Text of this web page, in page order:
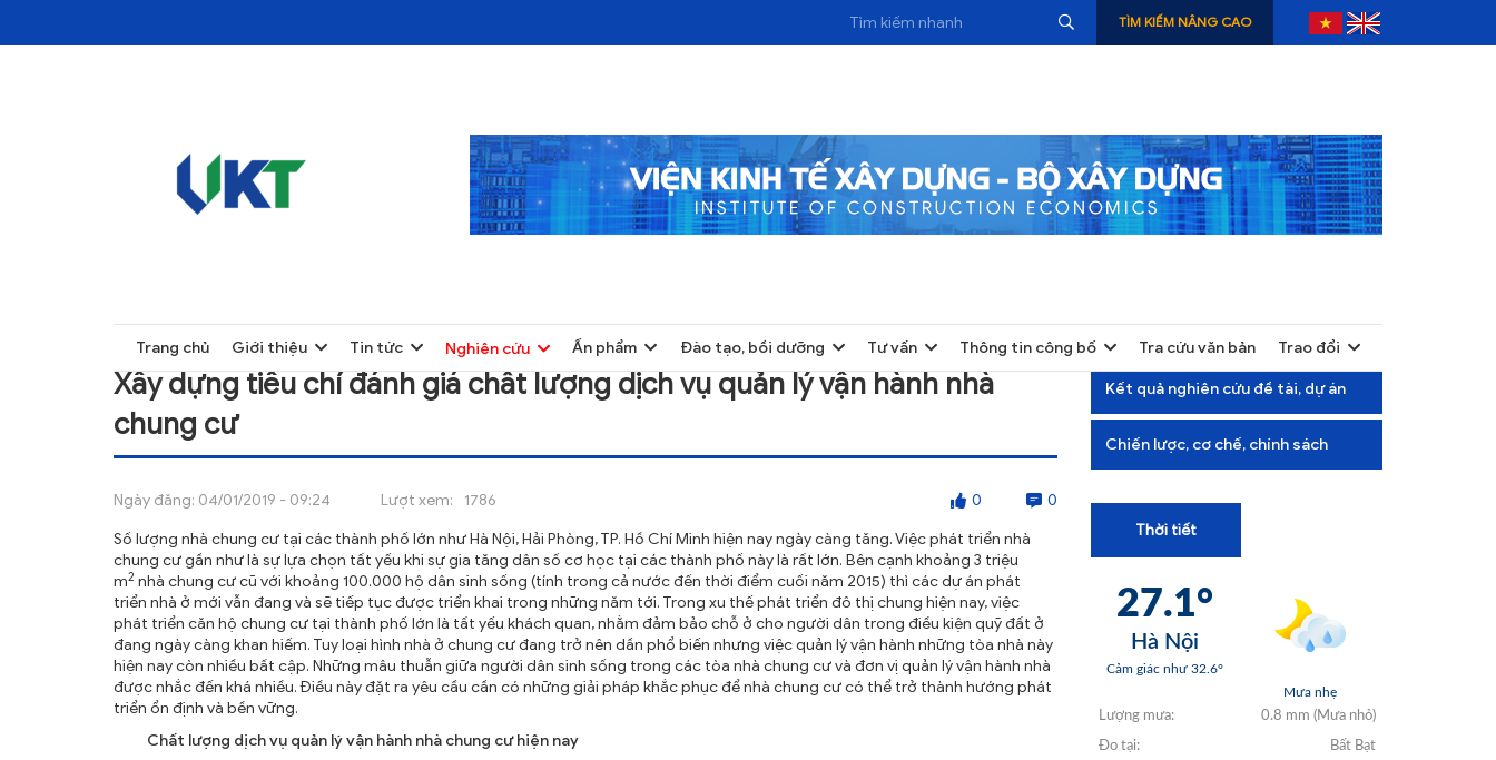
NGHIÊN CỨU
ĐÀO TẠO, BỒI DƯỠNG
THÔNG TIN CÔNG BỐ
TRA CỨU VĂN BẢN
TÌM KIẾM NÂNG CAO
Trang chủ Giới thiệu Tin tức Nghiên cứu Ấn phẩm Đào tạo, bồi dưỡng Tư vấn Thông tin công bố Tra cứu văn bản Trao đổi
Xây dựng tiêu chí đánh giá chất lượng dịch vụ quản lý vận hành nhà
chung cư
Ngày đăng: 04/01/2019 - 09:24 Lượt xem: 1786 0 0
Số lượng nhà chung cư tại các thành phố lớn như Hà Nội, Hải Phòng, TP. Hồ Chí Minh hiện nay ngày càng tăng. Việc phát triển nhà
chung cư gần như là sự lựa chọn tất yếu khi sự gia tăng dân số cơ học tại các thành phố này là rất lớn. Bên cạnh khoảng 3 triệu
m2 nhà chung cư cũ với khoảng 100.000 hộ dân sinh sống (tính trong cả nước đến thời điểm cuối năm 2015) thì các dự án phát
triển nhà ở mới vẫn đang và sẽ tiếp tục được triển khai trong những năm tới. Trong xu thế phát triển đô thị chung hiện nay, việc
phát triển căn hộ chung cư tại thành phố lớn là tất yếu khách quan, nhằm đảm bảo chỗ ở cho người dân trong điều kiện quỹ đất ở
đang ngày càng khan hiếm. Tuy loại hình nhà ở chung cư đang trở nên dần phổ biến nhưng việc quản lý vận hành những tòa nhà này
hiện nay còn nhiều bất cập. Những mâu thuẫn giữa người dân sinh sống trong các tòa nhà chung cư và đơn vị quản lý vận hành nhà
được nhắc đến khá nhiều. Điều này đặt ra yêu cầu cần có những giải pháp khắc phục để nhà chung cư có thể trở thành hướng phát
triển ổn định và bền vững.
Chất lượng dịch vụ quản lý vận hành nhà chung cư hiện nay
Kết quả nghiên cứu đề tài, dự án
Chiến lược, cơ chế, chính sách
Thời tiết